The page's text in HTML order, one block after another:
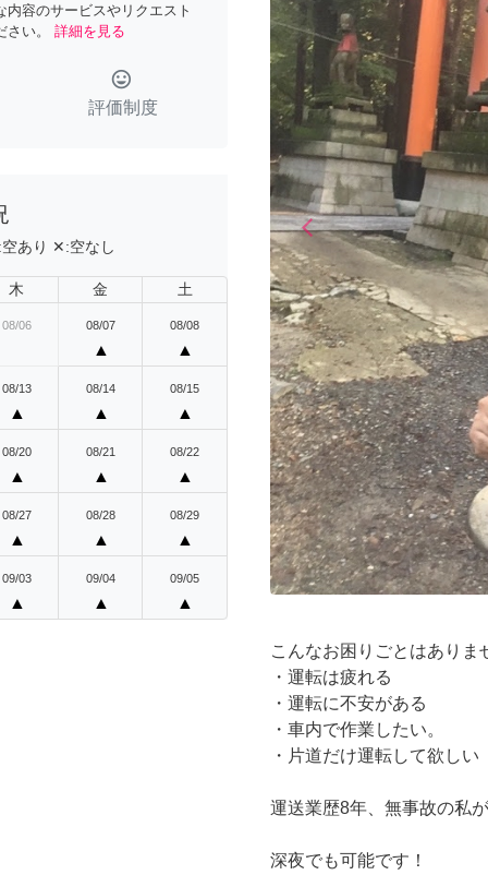
容のサービスやリクエスト
い。
詳細を見る
tag_faces
評価制度
空あり ✕:空なし
木 金 土
08/06 08/07
▲
08/08
▲
08/13
▲
08/14
▲
08/15
▲
08/20
▲
08/21
▲
08/22
▲
08/27
▲
08/28
▲
08/29
▲
09/03
▲
09/04
▲
09/05
▲
arrow_back_iosPrevious
こんなお困りごとはありま
・運転は疲れる
・運転に不安がある
・車内で作業したい。
・片道だけ運転して欲しい
運送業歴8年、無事故の私
深夜でも可能です！